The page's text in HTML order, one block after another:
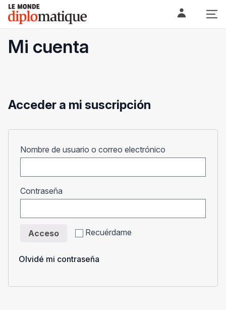
Skip
content
Le monde diplomatique
Mi cuenta
Acceder a mi suscripción
Nombre de usuario o correo electrónico
Contraseña
Recuérdame
Acceso
Olvidé mi contraseña